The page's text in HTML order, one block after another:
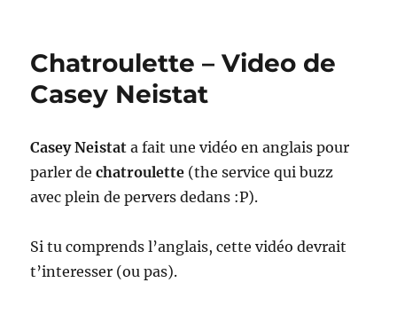
Chatroulette – Video de
Casey Neistat
Casey Neistat a fait une vidéo en anglais pour
parler dechatroulette (the service qui buzz
avec plein de pervers dedans :P).
Si tu comprends l’anglais, cette vidéo devrait
t’interesser (ou pas).